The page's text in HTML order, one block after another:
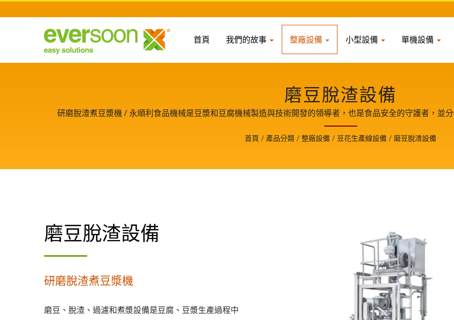
首頁 我們的故事 整廠設備 小型設備 單機設備
磨豆脫渣設備
研磨脫渣煮豆漿機 / 永順利食品機械是豆漿和豆腐機械製造與技術開發的領導者，也是食品安全的守護者，並
客戶成長的重要夥伴。
首頁 / 產品分類 / 整廠設備 / 豆花生產線設備 / 磨豆脫渣設備
磨豆脫渣設備
研磨脫渣煮豆漿機
磨豆、脫渣、過濾和煮漿設備是豆腐、豆漿生產過程中